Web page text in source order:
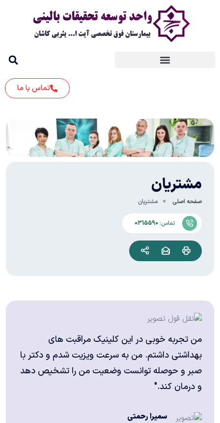
تماس با ما
مشتریان
صفحه اصلی مشتریان
تماس: 0315590
من تجربه خوبی در این کلینیک مراقبت های
بهداشتی داشتم. من به سرعت ویزیت شدم و دکتر با
صبر و حوصله توانست وضعیت من را تشخیص دهد
و درمان کند."
سمیرا رحمتی